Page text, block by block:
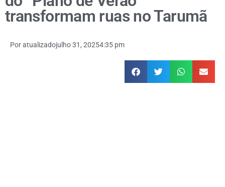
transformam ruas no Tarumã
Poratualizadojulho 31, 20254:35 pm